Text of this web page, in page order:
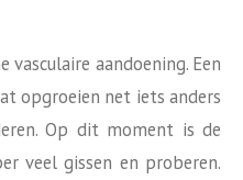
vasculaire aandoening. Een
opgroeien net iets anders
Op dit moment is de
veel gissen en proberen.